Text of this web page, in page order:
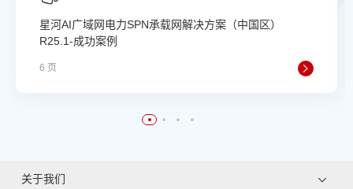
星河AI广域网电力SPN承载网解决方案（中国区）
R25.1-成功案例
6 页
关于我们